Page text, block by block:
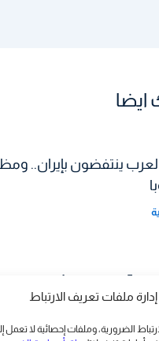
إدارة ملفات تعريف الارتباط
الضرورية، وملفات إحصائية لا تعمل
العرب ينتفضون بإيران..